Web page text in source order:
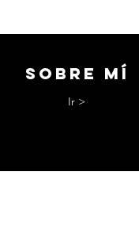
Sobre mí
Ir >